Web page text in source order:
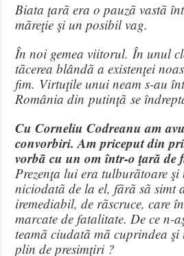
Biata ţarã era o pauzã vastã
mãreţie şi un posibil vag.
În noi gemea viitorul. În unul
tãcerea blândã a existenţei
fim. Virtuţile unui neam s-au
România din putinţã se
Cu Corneliu Codreanu am
convorbiri. Am priceput din
vorbã cu un om într-o ţarã de
Prezenţa lui era tulburãtoare şi
niciodatã de la el, fãrã sã simt
iremediabil, de rãscruce, care
marcate de fatalitate. De ce n-
teamã ciudatã mã cuprindea şi
plin de presimţiri ?